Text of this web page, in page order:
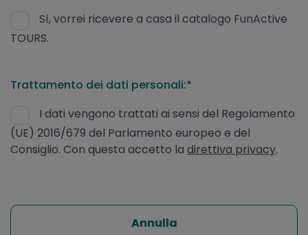
Sì, vorrei ricevere a casa il catalogo FunActive
TOURS.
Trattamento dei dati personali:*
I dati vengono trattati ai sensi del Regolamento
(UE) 2016/679 del Parlamento europeo e del
Consiglio. Con questa accetto la direttiva privacy.
Annulla